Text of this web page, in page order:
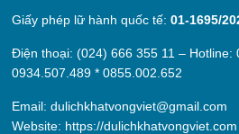
Giấy phép lữ hành quốc tế:01-1695/
Điện thoại: (024) 666 355 11 – Hotline:
0934.507.489 *0855.002.652
Email:dulichkhatvongviet@gmail.com
Website: https://dulichkhatvongviet.com